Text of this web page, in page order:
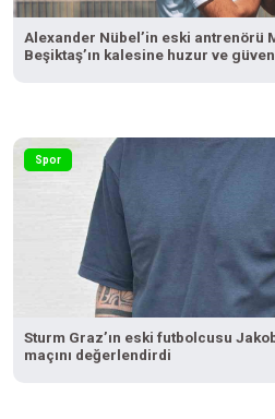
Alexander Nübel’in eski antrenörü
Beşiktaş’ın kalesine huzur ve
Spor
Sturm Graz’ın eski futbolcusu
maçını değerlendirdi